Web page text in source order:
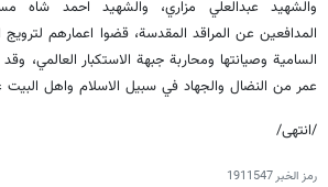
والشهيد عبدالعلي مزاري، والشهيد احمد شاه
المدافعين عن المراقد المقدسة، قضوا اعمارهم لترويج
السامية وصيانتها ومحاربة جبهة الاستكبار العالمي،
عمر من النضال والجهاد في سبيل الاسلام واهل البيت
/انتهى/
رمز الخبر1911547